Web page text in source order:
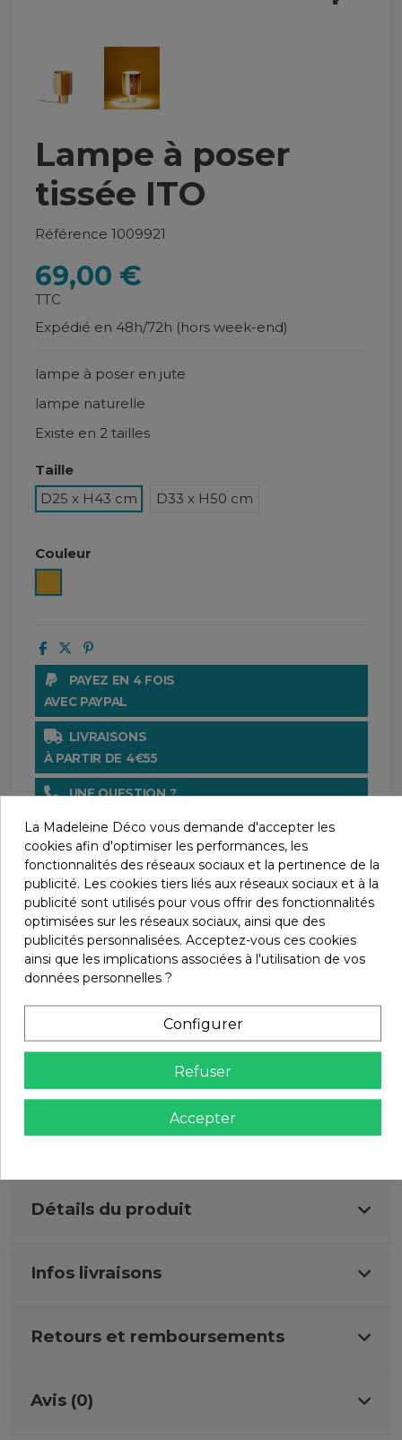
Lampe à poser
tissée ITO
Référence 1009921
69,00 €
TTC
Expédié en 48h/72h (hors week-end)
lampe à poser en jute
lampe naturelle
Existe en 2 tailles
Taille
D25 x H43 cm
D33 x H50 cm
Couleur
PAYEZ EN 4 FOIS
AVEC PAYPAL
LIVRAISONS
À PARTIR DE 4€55
UNE QUESTION ?
PAIEMENT SÉCURISÉ
AVEC LE CRÉDIT AGRICOLE
SATISFAIT OU REMBOURSÉ.
CHANGEZ D'AVIS SOUS 14 JOURS !
Description
Détails du produit
Infos livraisons
Retours et remboursements
Avis (0)
La Madeleine Déco vous demande d'accepter les
cookies afin d'optimiser les performances, les
fonctionnalités des réseaux sociaux et la pertinence de la
publicité. Les cookies tiers liés aux réseaux sociaux et à la
publicité sont utilisés pour vous offrir des fonctionnalités
optimisées sur les réseaux sociaux, ainsi que des
publicités personnalisées. Acceptez-vous ces cookies
ainsi que les implications associées à l'utilisation de vos
données personnelles ?
Configurer
Refuser
Accepter